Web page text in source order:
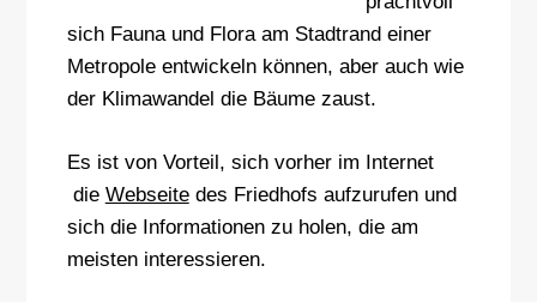
sich Fauna und Flora am Stadtrand einer
Metropole entwickeln können, aber auch wie
der Klimawandel die Bäume zaust.
Es ist von Vorteil, sich vorher im Internet
die Webseitedes Friedhofs aufzurufen und
sich die Informationen zu holen, die am
meisten interessieren.